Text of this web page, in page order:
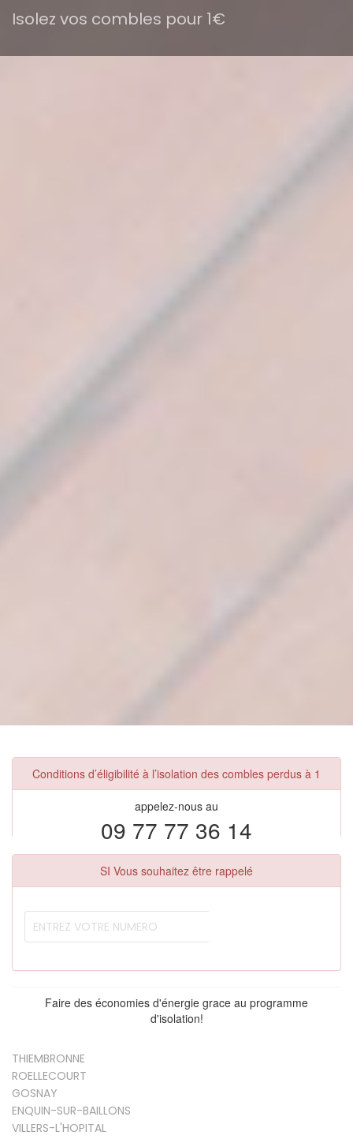
Isolez vos combles pour 1€
Conditions d’éligibilité à l’isolation des combles perdus à 1
appelez-nous au
09 77 77 36 14
SI Vous souhaitez être rappelé
Faire des économies d'énergie grace au programme
d'isolation!
THIEMBRONNE
ROELLECOURT
GOSNAY
ENQUIN-SUR-BAILLONS
VILLERS-L'HOPITAL